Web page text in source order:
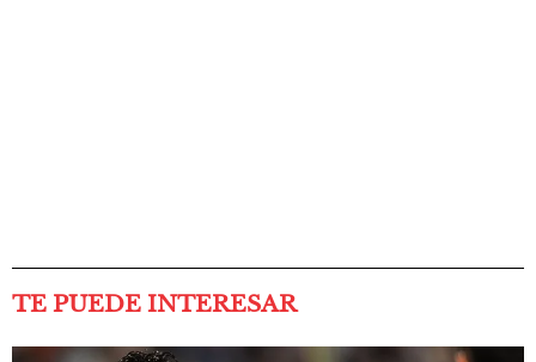
TE PUEDE INTERESAR